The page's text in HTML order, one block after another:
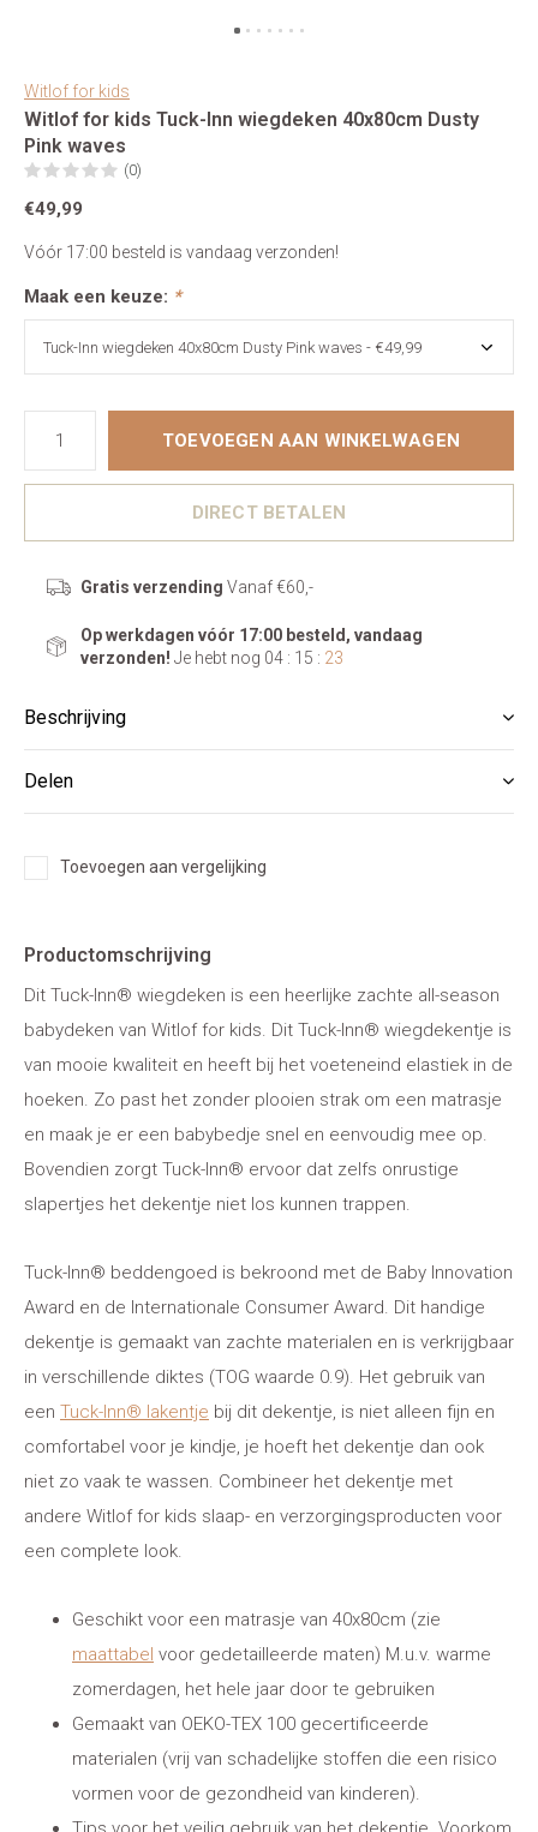
Witlof for kids
Witlof for kids Tuck-Inn wiegdeken 40x80cm Dusty
Pink waves
(0)
€49,99
Vóór 17:00 besteld is vandaag verzonden!
Maak een keuze: *
TOEVOEGEN AAN WINKELWAGEN
DIRECT BETALEN
Gratis verzending Vanaf €60,-
Op werkdagen vóór 17:00 besteld, vandaag
verzonden! Je hebt nog 04 : 15 : 22
Beschrijving
Delen
Toevoegen aan vergelijking
Productomschrijving
Dit Tuck-Inn® wiegdeken is een heerlijke zachte all-season
babydeken van Witlof for kids. Dit Tuck-Inn® wiegdekentje is
van mooie kwaliteit en heeft bij het voeteneind elastiek in de
hoeken. Zo past het zonder plooien strak om een matrasje
en maak je er een babybedje snel en eenvoudig mee op.
Bovendien zorgt Tuck-Inn® ervoor dat zelfs onrustige
slapertjes het dekentje niet los kunnen trappen.
Tuck-Inn® beddengoed is bekroond met de Baby Innovation
Award en de Internationale Consumer Award. Dit handige
dekentje is gemaakt van zachte materialen en is verkrijgbaar
in verschillende diktes (TOG waarde 0.9). Het gebruik van
een Tuck-Inn® lakentje bij dit dekentje, is niet alleen fijn en
comfortabel voor je kindje, je hoeft het dekentje dan ook
niet zo vaak te wassen. Combineer het dekentje met
andere Witlof for kids slaap- en verzorgingsproducten voor
een complete look.
Geschikt voor een matrasje van 40x80cm (zie
maattabel voor gedetailleerde maten) M.u.v. warme
zomerdagen, het hele jaar door te gebruiken
Gemaakt van OEKO-TEX 100 gecertificeerde
materialen (vrij van schadelijke stoffen die een risico
vormen voor de gezondheid van kinderen).